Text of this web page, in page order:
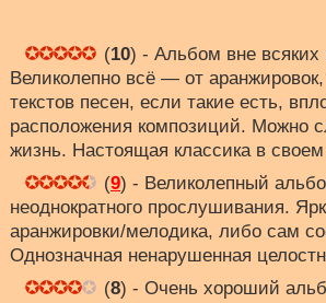
(10) - Альбом вне всяких
Великолепно всё — от
текстов песен, если такие есть,
расположения композиций. Можно
жизнь. Настоящая классика в
(9) - Великолепный
неоднократного прослушивания.
аранжировки/мелодика, либо сам
Однозначная ненарушенная
(8) - Очень хороший